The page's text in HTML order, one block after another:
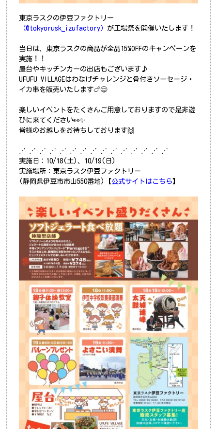
東京ラスクの伊豆ファクトリー
（@tokyorusk_izufactory） が工場祭を開催いたします！
当日は、東京ラスクの商品が全品15%OFFのキャンペーンを
実施！！
屋台やキッチンカーの出店もございます♪
UFUFU VILLAGEはわなげチャレンジと骨付きソーセージ・
イカ串を販売いたします🍗😋
楽しいイベントをたくさんご用意しておりますので是非遊
びに来てください👀✨️
皆様のお越しをお待ちしております🙌
⋰ ⋰ ⋰ ⋰ ⋰ ⋰ ⋰ ⋰ ⋰ ⋰ ⋰ ⋰ ⋰ ⋰ ⋰
実施日：10/18(土)、10/19(日)
実施場所：東京ラスク伊豆ファクトリー
(静岡県伊豆市市山550番地)【公式サイトはこちら】